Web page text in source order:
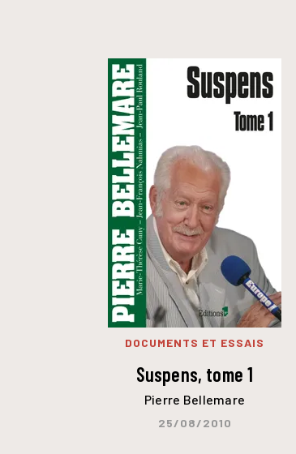
DOCUMENTS ET ESSAIS
Suspens, tome 1
Pierre Bellemare
25/08/2010